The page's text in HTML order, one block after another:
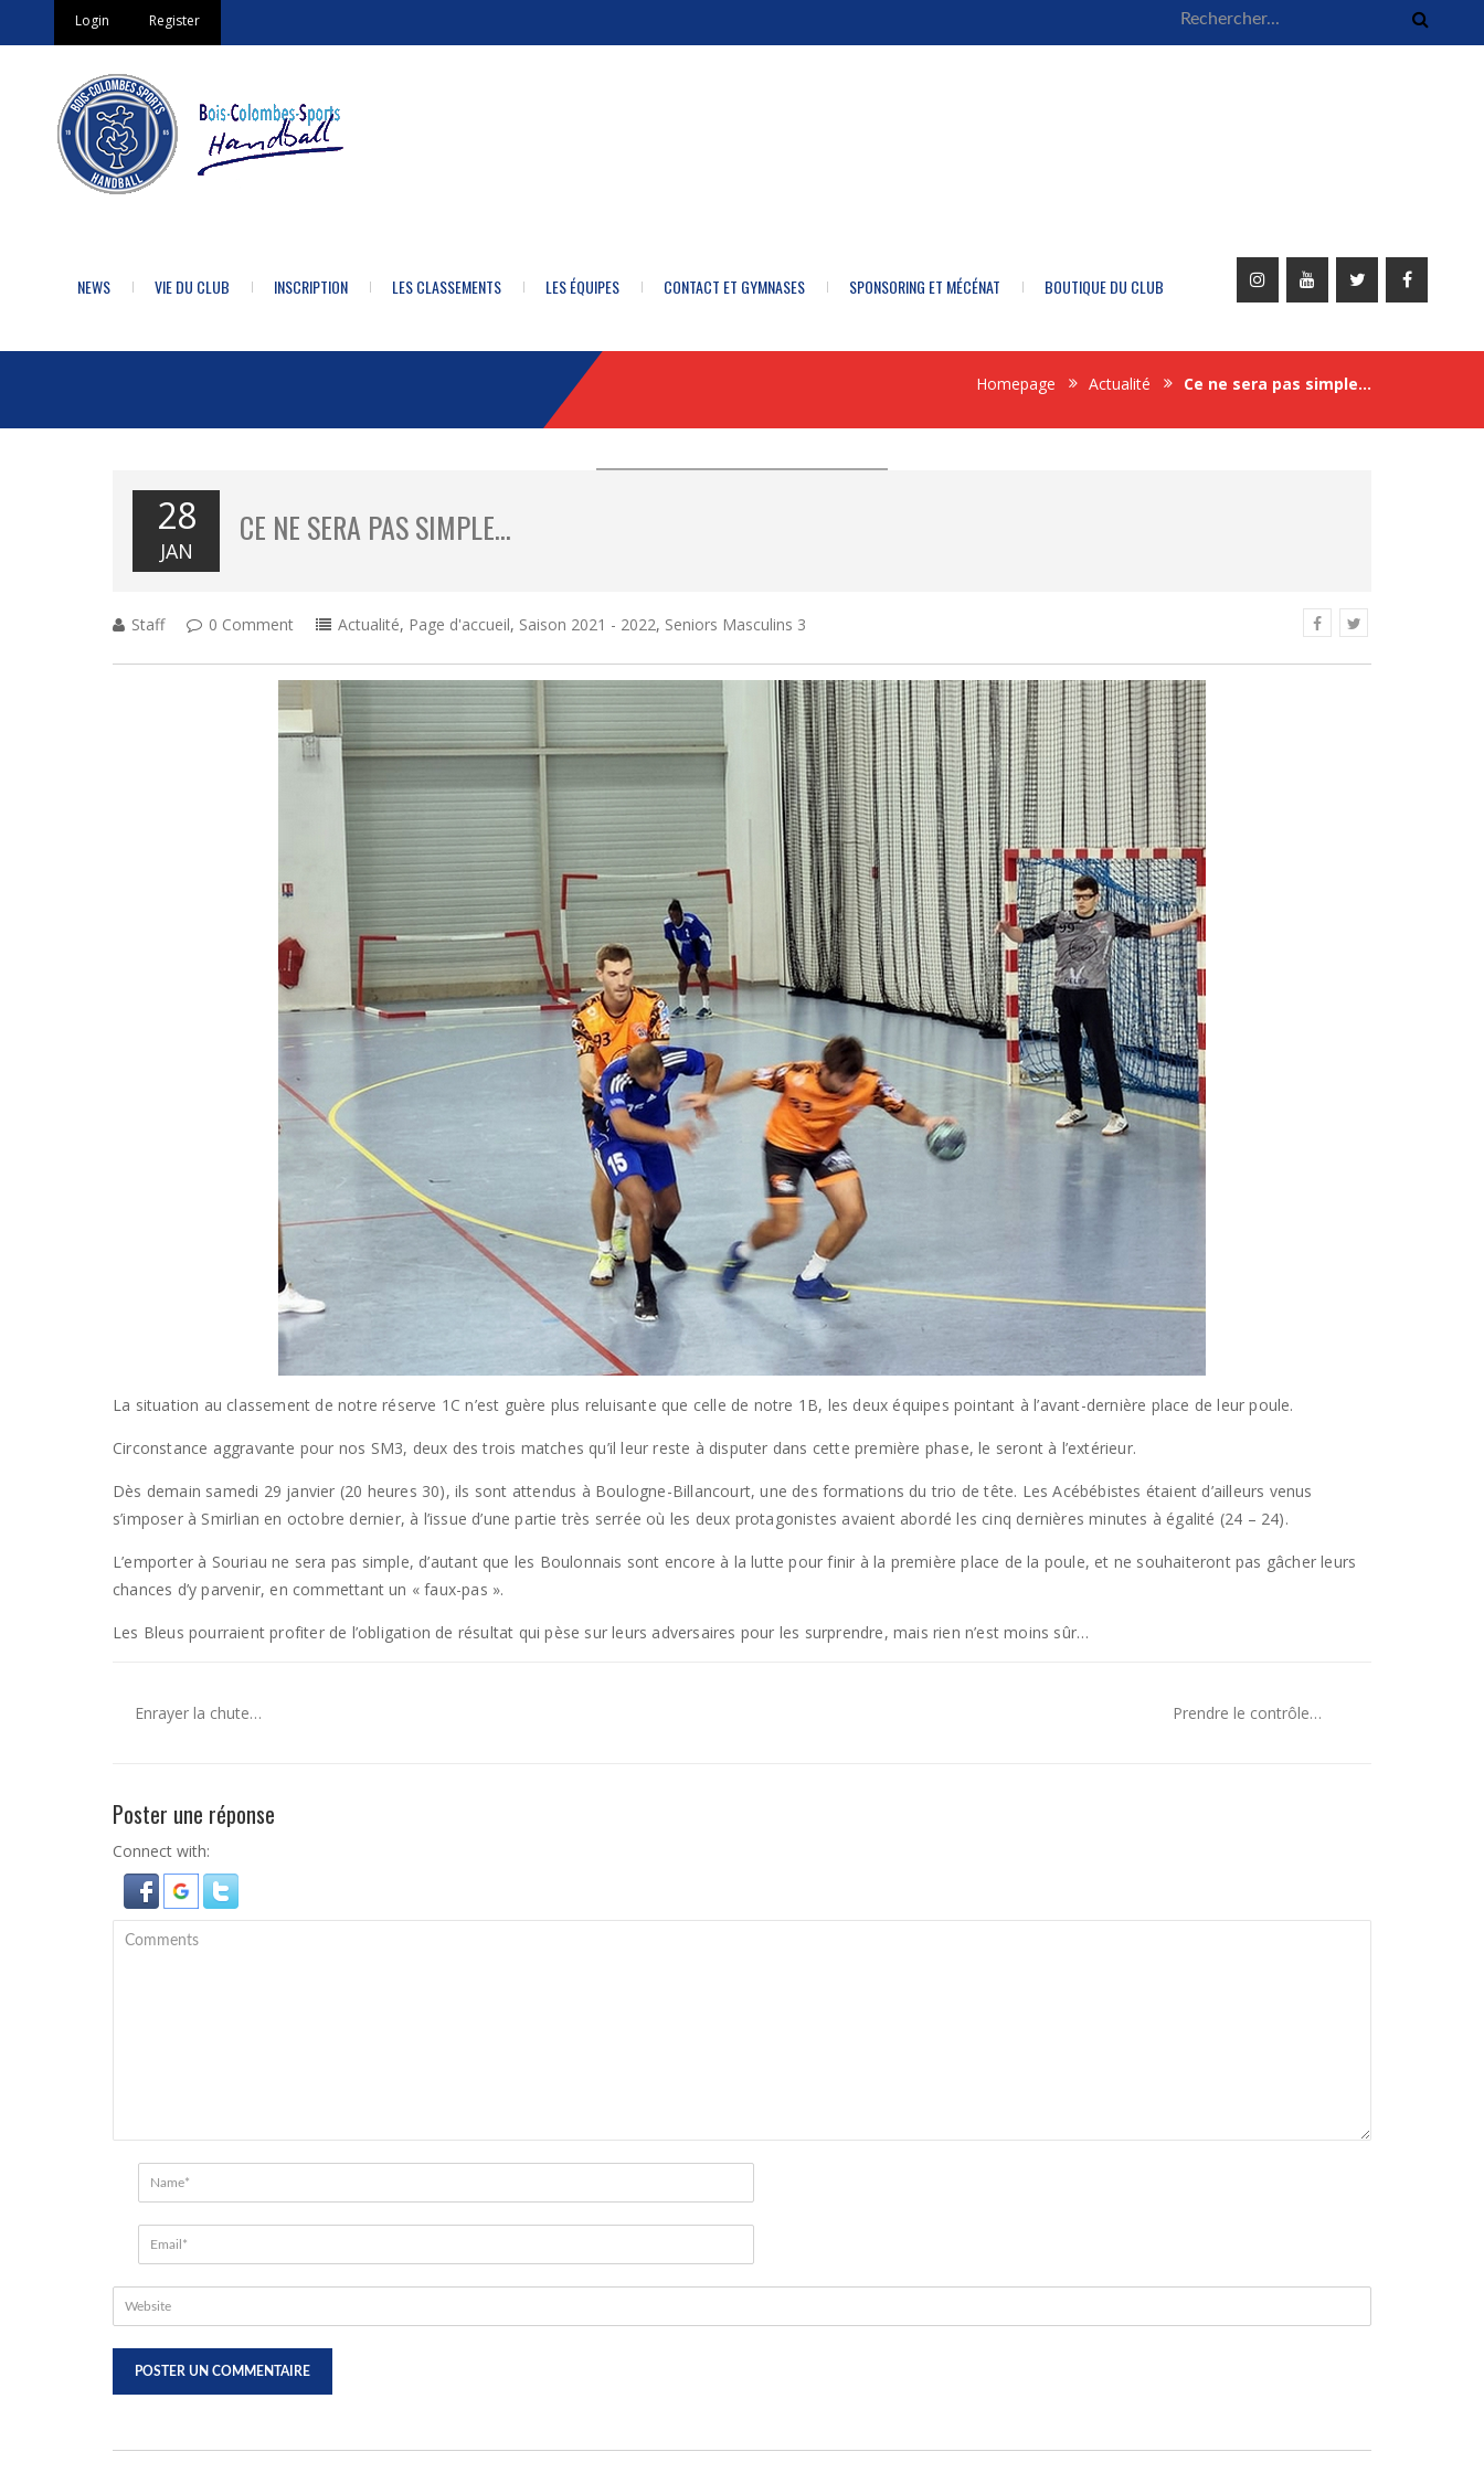
Login Register
NEWS VIE DU CLUB INSCRIPTION LES CLASSEMENTS LES ÉQUIPES CONTACT ET GYMNASES SPONSORING ET MÉCÉNAT BOUTIQUE DU CLUB
Homepage Actualité Ce ne sera pas simple…
28
JAN
CE NE SERA PAS SIMPLE…
Staff 0 Comment Actualité, Page d'accueil, Saison 2021 - 2022, Seniors Masculins 3
La situation au classement de notre réserve 1C n’est guère plus reluisante que celle de notre 1B, les deux équipes pointant à l’avant-dernière place de leur poule.
Circonstance aggravante pour nos SM3, deux des trois matches qu’il leur reste à disputer dans cette première phase, le seront à l’extérieur.
Dès demain samedi 29 janvier (20 heures 30), ils sont attendus à Boulogne-Billancourt, une des formations du trio de tête. Les Acébébistes étaient d’ailleurs venus
s’imposer à Smirlian en octobre dernier, à l’issue d’une partie très serrée où les deux protagonistes avaient abordé les cinq dernières minutes à égalité (24 – 24).
L’emporter à Souriau ne sera pas simple, d’autant que les Boulonnais sont encore à la lutte pour finir à la première place de la poule, et ne souhaiteront pas gâcher leurs
chances d’y parvenir, en commettant un « faux-pas ».
Les Bleus pourraient profiter de l’obligation de résultat qui pèse sur leurs adversaires pour les surprendre, mais rien n’est moins sûr…
Enrayer la chute… Prendre le contrôle…
Poster une réponse
Connect with: